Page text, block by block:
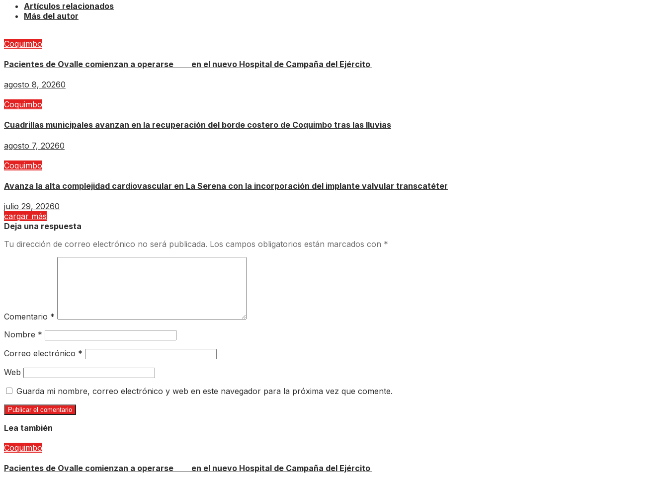
Artículos relacionados
Más del autor
Coquimbo
Pacientes de Ovalle comienzan a operarse en el nuevo Hospital de Campaña del Ejército
agosto 8, 20260
Coquimbo
Cuadrillas municipales avanzan en la recuperación del borde costero de Coquimbo tras las lluvias
agosto 7, 20260
Coquimbo
Avanza la alta complejidad cardiovascular en La Serena con la incorporación del implante valvular transcatéter
julio 29, 20260
cargar más
Deja una respuesta
Tu dirección de correo electrónico no será publicada. Los campos obligatorios están marcados con *
Comentario *
Nombre *
Correo electrónico *
Web
Guarda mi nombre, correo electrónico y web en este navegador para la próxima vez que comente.
Lea también
Coquimbo
Pacientes de Ovalle comienzan a operarse en el nuevo Hospital de Campaña del Ejército